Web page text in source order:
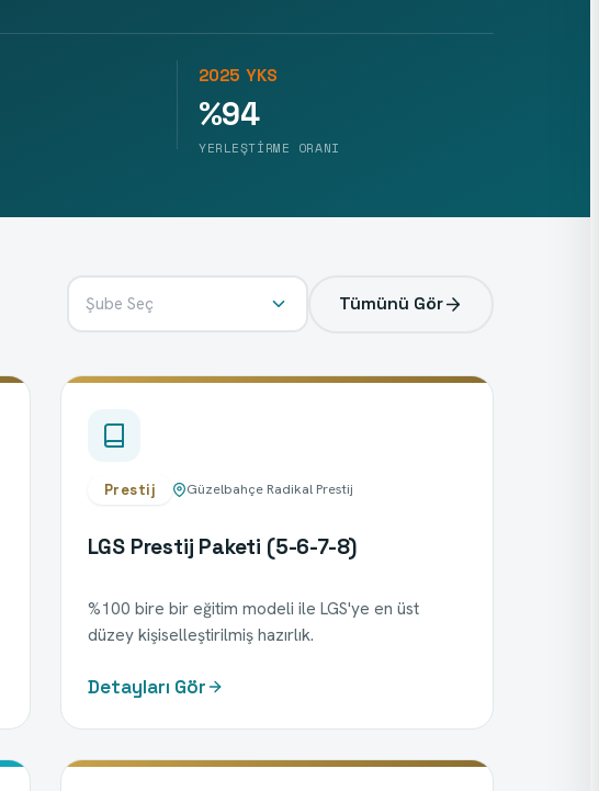
2025 YKS
%94
YERLEŞTIRME ORANI
Şube Seç Tümünü Gör
Prestij Güzelbahçe Radikal Prestij
LGS Prestij Paketi (5-6-7-8)
%100 bire bir eğitim modeli ile LGS'ye en üst
düzey kişiselleştirilmiş hazırlık.
Detayları Gör